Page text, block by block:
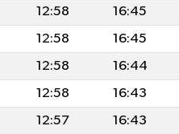
12:58 16:45
12:58 16:45
12:58 16:44
12:58 16:43
12:57 16:43